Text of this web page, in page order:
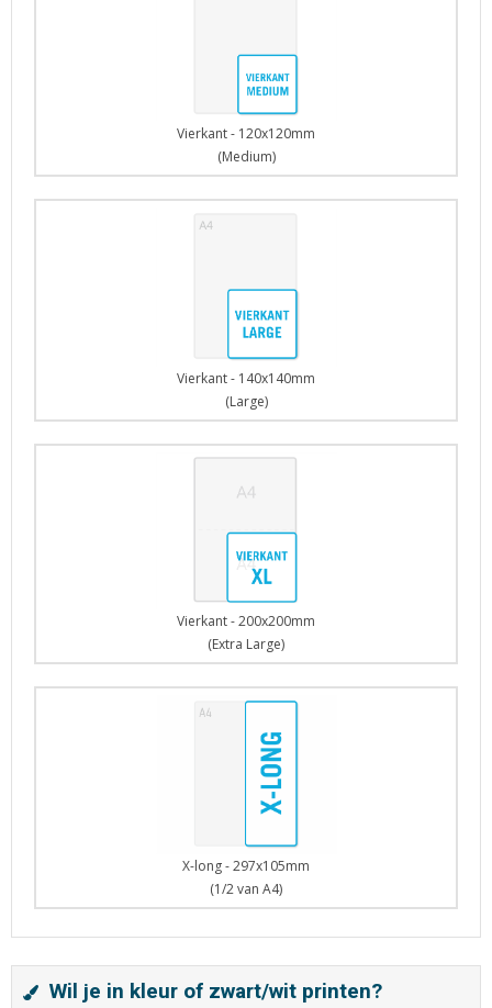
Vierkant - 120x120mm
(Medium)
Vierkant - 140x140mm
(Large)
Vierkant - 200x200mm
(Extra Large)
X-long - 297x105mm
(1/2 van A4)
Wil je in kleur of zwart/wit printen?